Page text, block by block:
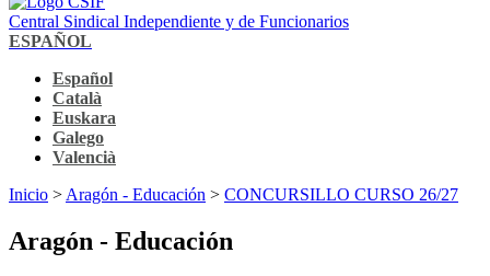
Central Sindical Independiente y de Funcionarios
ESPAÑOL
Español
Català
Euskara
Galego
Valencià
Inicio > Aragón - Educación > CONCURSILLO CURSO 26/27
Aragón - Educación